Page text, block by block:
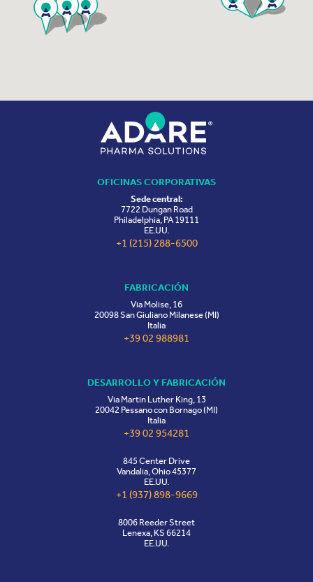
OFICINAS CORPORATIVAS
Sede central:
7722 Dungan Road
Philadelphia, PA 19111
EE.UU.
+1 (215) 288-6500
FABRICACIÓN
Via Molise, 16
20098 San Giuliano Milanese (MI)
Italia
+39 02 988981
DESARROLLO Y FABRICACIÓN
Via Martin Luther King, 13
20042 Pessano con Bornago (MI)
Italia
+39 02 954281
845 Center Drive
Vandalia, Ohio 45377
EE.UU.
+1 (937) 898-9669
8006 Reeder Street
Lenexa, KS 66214
EE.UU.